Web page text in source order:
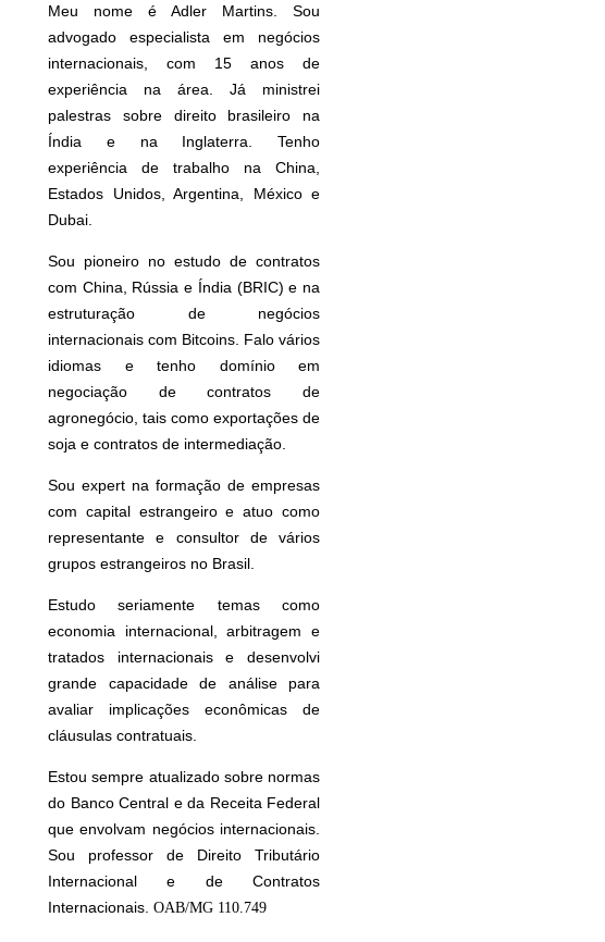
Meu nome é Adler Martins. Sou
advogado especialista em negócios
internacionais, com 15 anos de
experiência na área. Já ministrei
palestras sobre direito brasileiro na
Índia e na Inglaterra. Tenho
experiência de trabalho na China,
Estados Unidos, Argentina, México e
Dubai.
Sou pioneiro no estudo de contratos
com China, Rússia e Índia (BRIC) e na
estruturação de negócios
internacionais com Bitcoins. Falo vários
idiomas e tenho domínio em
negociação de contratos de
agronegócio, tais como exportações de
soja e contratos de intermediação.
Sou expert na formação de empresas
com capital estrangeiro e atuo como
representante e consultor de vários
grupos estrangeiros no Brasil.
Estudo seriamente temas como
economia internacional, arbitragem e
tratados internacionais e desenvolvi
grande capacidade de análise para
avaliar implicações econômicas de
cláusulas contratuais.
Estou sempre atualizado sobre normas
do Banco Central e da Receita Federal
que envolvam negócios internacionais.
Sou professor de Direito Tributário
Internacional e de Contratos
Internacionais. OAB/MG 110.749